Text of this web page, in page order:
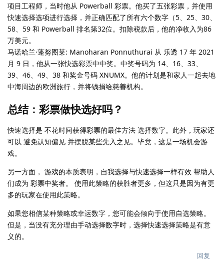
项目工程师，当时他从 Powerball 彩票。他买了五张彩票，并使用
快速选择选项进行选择，并正确匹配了所有六个数字（5、25、30、
58、59 和 Powerball 排名第32位。扣除税款后，他的净收入为86
万美元。
马诺哈兰·蓬努图莱: Manoharan Ponnuthurai 从 乐透 17 年 2021
月 9 日，他从一张快选彩票中中奖。中奖号码为 14、16、33、
39、46、49、38 和奖金号码 XNUMX。他的计划是和家人一起去地
中海周边的欧洲旅行，并将钱捐给慈善机构。
总结：彩票做快选好吗？
快速选择是 不花时间获得彩票的最佳方法 选择数字。此外，玩家还
可以 避免认知偏见 并摆脱某些先入之见。毕竟，这是一场机会游
戏。
另一方面， 游戏的本质表明，自我选择与快速选择一样有效 帮助人
们成为 彩票中奖者。 使用此策略的获胜者更多，但这只是因为有更
多的玩家在使用此策略。
如果您相信某种策略或幸运数字，您可能会倾向于使用自选策略。
但是，当没有充分理由手动选择数字时，选择快速选择策略是有意
义的。
回复